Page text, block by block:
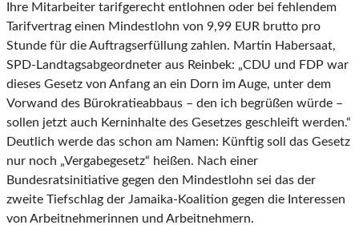
Ihre Mitarbeiter tarifgerecht entlohnen oder bei fehlendem
Tarifvertrag einen Mindestlohn von 9,99 EUR brutto pro
Stunde für die Auftragserfüllung zahlen. Martin Habersaat,
SPD-Landtagsabgeordneter aus Reinbek: „CDU und FDP war
dieses Gesetz von Anfang an ein Dorn im Auge, unter dem
Vorwand des Bürokratieabbaus – den ich begrüßen würde –
sollen jetzt auch Kerninhalte des Gesetzes geschleift werden.“
Deutlich werde das schon am Namen: Künftig soll das Gesetz
nur noch „Vergabegesetz“ heißen. Nach einer
Bundesratsinitiative gegen den Mindestlohn sei das der
zweite Tiefschlag der Jamaika-Koalition gegen die Interessen
von Arbeitnehmerinnen und Arbeitnehmern.